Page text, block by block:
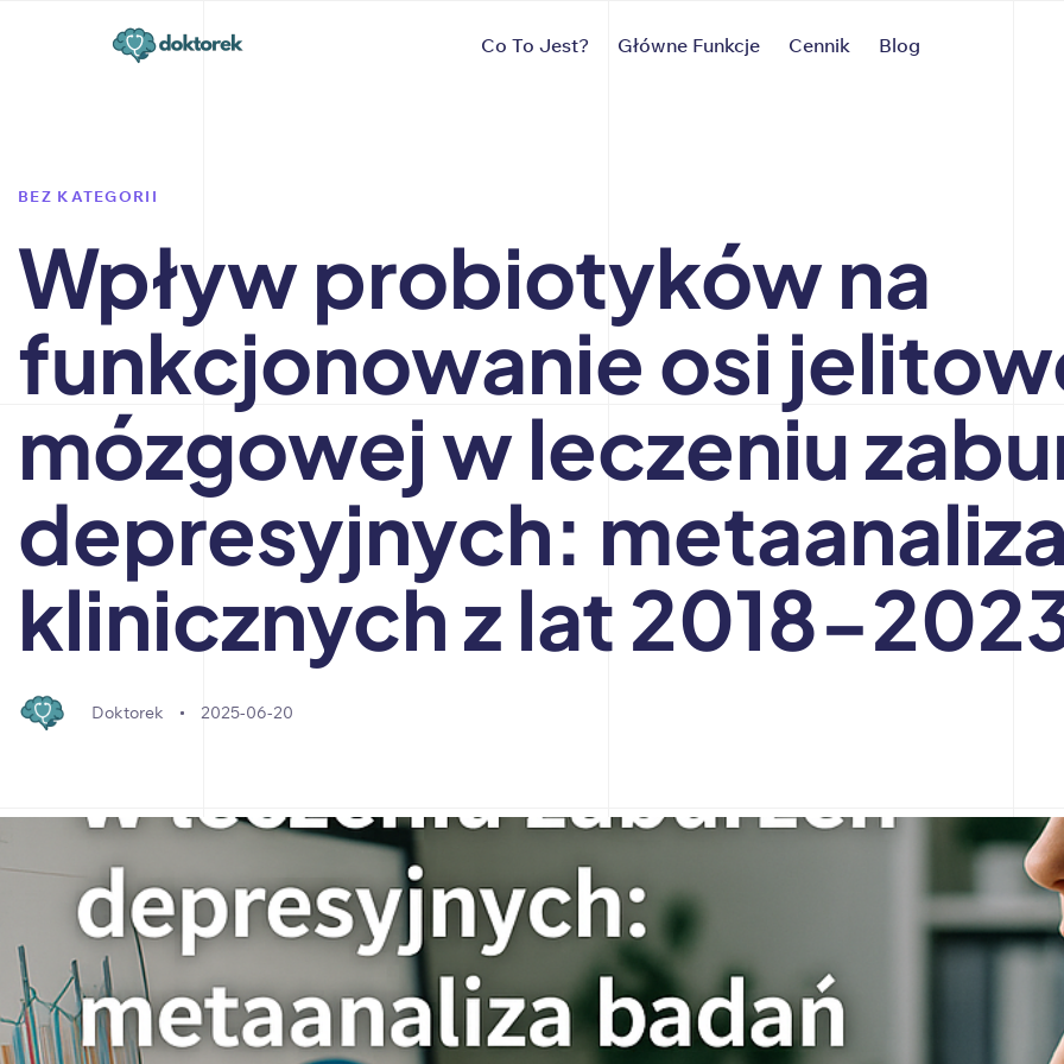
Co To Jest? Główne Funkcje Cennik Blog
BEZ KATEGORII
Wpływ probiotyków na
funkcjonowanie osi
mózgowej w leczeniu
depresyjnych:
klinicznych z lat 2018-
Doktorek 2025-06-20